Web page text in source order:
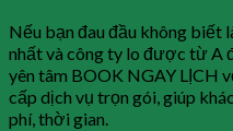
Nếu bạn đau đầu không biết
nhất và công ty lo được từ A
yên tâm BOOK NGAY LỊCH
cấp dịch vụ trọn gói, giúp
phí, thời gian.